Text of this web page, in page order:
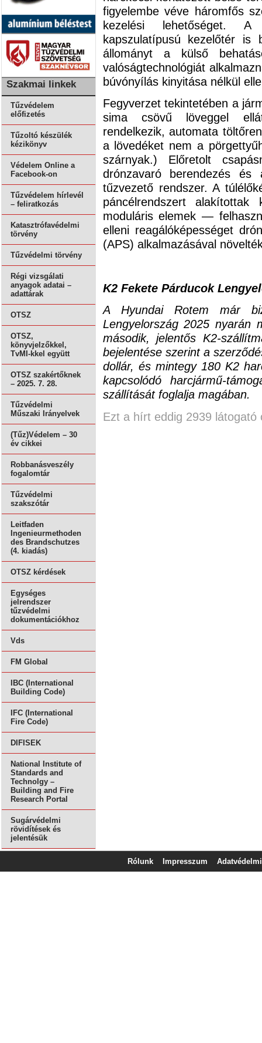
Szakmai linkek
Tűzvédelem
előfizetés
Tűzoltó készülék
kézikönyv
Védelem Online a
Facebook-on
Tűzvédelem hírlevél
– feliratkozás
Katasztrófavédelmi
törvény
Tűzvédelmi törvény
Régi vizsgálati
anyagok adatai –
adattárak
OTSZ
OTSZ,
könyvjelzőkkel,
TvMI-kkel együtt
OTSZ szakértőknek
– 2025. 7. 28.
Tűzvédelmi
Műszaki Irányelvek
(Tűz)Védelem – 30
év cikkei
Robbanásveszély
fogalomtár
Tűzvédelmi
szakszótár
Leitfaden
Ingenieurmethoden
des Brandschutzes
(4. kiadás)
OTSZ kérdések
Egységes
jelrendszer
tűzvédelmi
dokumentációkhoz
Vds
FM Global
IBC (International
Building Code)
IFC (International
Fire Code)
DIFISEK
National Institute of
Standards and
Technolgy –
Building and Fire
Research Portal
Sugárvédelmi
rövidítések és
jelentésük
figyelembe véve háromfős
kezelési lehetőséget. A
kapszulatípusú kezelőtér is
állományt a külső
valóságtechnológiát
búvónyílás kinyitása nélkül
Fegyverzet tekintetében a
sima csövű löveggel
rendelkezik, automata
a lövedéket nem a
szárnyak.) Előretolt
drónzavaró berendezés és
tűzvezető rendszer. A
páncélrendszert
moduláris elemek —
elleni reagálóképességet
(APS) alkalmazásával
K2 Fekete Párducok
A Hyundai Rotem már
Lengyelország 2025 nyarán
második, jelentős K2-
bejelentése szerint a
dollár, és mintegy 180 K2
kapcsolódó harcjármű-
szállítását foglalja magában.
Ezt a hírt eddig 2939 látogató
Rólunk Impresszum